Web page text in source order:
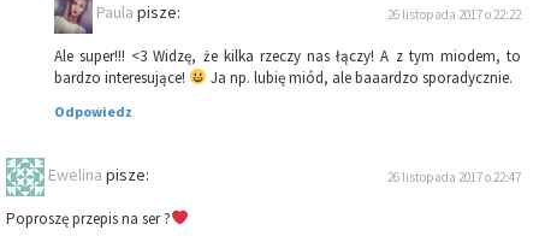
Paula pisze: 26 listopada 2017 o 22:22
Ale super!!! <3 Widzę, że kilka rzeczy nas łączy! A z tym miodem, to
bardzo interesujące!
Ja np. lubię miód, ale baaardzo sporadycznie.
Odpowiedz
Ewelina pisze: 26 listopada 2017 o 22:47
Poproszę przepis na ser ?